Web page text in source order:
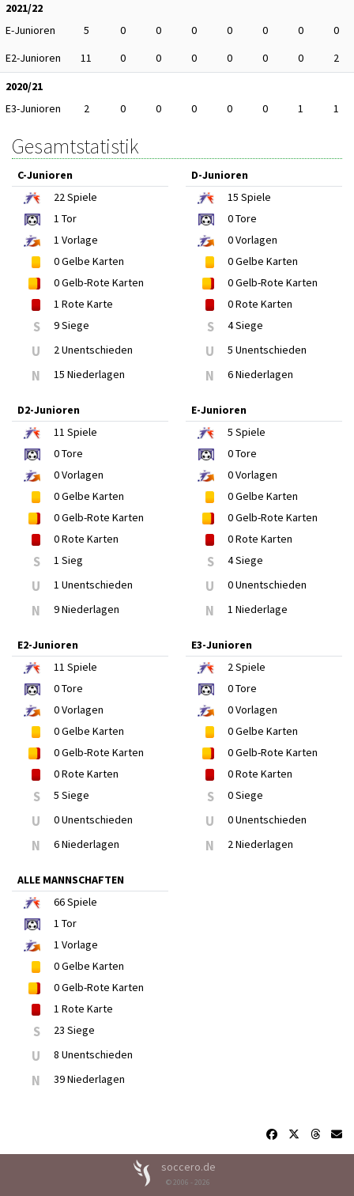
2021/22
E-Junioren
5 0 0 0 0 0 0
0
E2-Junioren
11 0 0 0 0 0 0
2
2020/21
E3-Junioren
2 0 0 0 0 0 1 1
Gesamtstatistik
C-Junioren
22Spiele
1 Tor
1 Vorlage
0Gelbe Karten
0Gelb-Rote Karten
1 Rote Karte
S 9 Siege
U 2 Unentschieden
N 15 Niederlagen
D-Junioren
15 Spiele
0Tore
0Vorlagen
0Gelbe Karten
0Gelb-Rote Karten
0Rote Karten
S 4 Siege
U 5 Unentschieden
N 6 Niederlagen
D2-Junioren
11 Spiele
0Tore
0Vorlagen
0Gelbe Karten
0Gelb-Rote Karten
0Rote Karten
S 1 Sieg
U 1 Unentschieden
N 9 Niederlagen
E-Junioren
5 Spiele
0Tore
0Vorlagen
0Gelbe Karten
0Gelb-Rote Karten
0Rote Karten
S 4 Siege
U 0 Unentschieden
N 1 Niederlage
E2-Junioren
11 Spiele
0Tore
0Vorlagen
0Gelbe Karten
0Gelb-Rote Karten
0Rote Karten
S 5 Siege
U 0 Unentschieden
N 6 Niederlagen
E3-Junioren
2Spiele
0Tore
0Vorlagen
0Gelbe Karten
0Gelb-Rote Karten
0Rote Karten
S 0 Siege
U 0 Unentschieden
N 2 Niederlagen
ALLE MANNSCHAFTEN
66Spiele
1 Tor
1 Vorlage
0Gelbe Karten
0Gelb-Rote Karten
1 Rote Karte
S 23 Siege
U 8 Unentschieden
N 39 Niederlagen
soccero.de
© 2006 - 2026